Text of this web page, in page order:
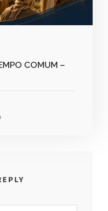
COMUM –